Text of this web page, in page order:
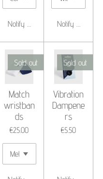
available
Notify me when available
Notify me
Sold out
Match
wristban
ds
€25.00
Sold out
Vibration
Dampene
rs
€5.50